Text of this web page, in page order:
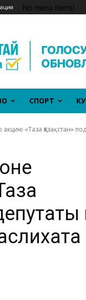
No menu items!
СПОРТ
«Таза Қазақстан»